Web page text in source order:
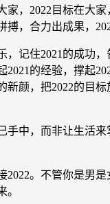
家，2022目标在大
搏，合力出成果，
，记住2021的成功
2021的经验，撑起
新颜，把2022的目
手中，而非让生活来
2022。不管你是男
。